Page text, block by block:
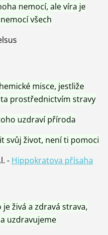
nemocí, ale víra je
všech
misce, jestliže
prostřednictvím stravy
uzdraví příroda
svůj život, není ti pomoci
- Hippokratova přísaha
je živá a zdravá strava,
uzdravujeme